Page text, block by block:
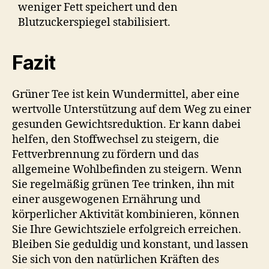
weniger Fett speichert und den
Blutzuckerspiegel stabilisiert.
Fazit
Grüner Tee ist kein Wundermittel, aber eine
wertvolle Unterstützung auf dem Weg zu einer
gesunden Gewichtsreduktion. Er kann dabei
helfen, den Stoffwechsel zu steigern, die
Fettverbrennung zu fördern und das
allgemeine Wohlbefinden zu steigern. Wenn
Sie regelmäßig grünen Tee trinken, ihn mit
einer ausgewogenen Ernährung und
körperlicher Aktivität kombinieren, können
Sie Ihre Gewichtsziele erfolgreich erreichen.
Bleiben Sie geduldig und konstant, und lassen
Sie sich von den natürlichen Kräften des